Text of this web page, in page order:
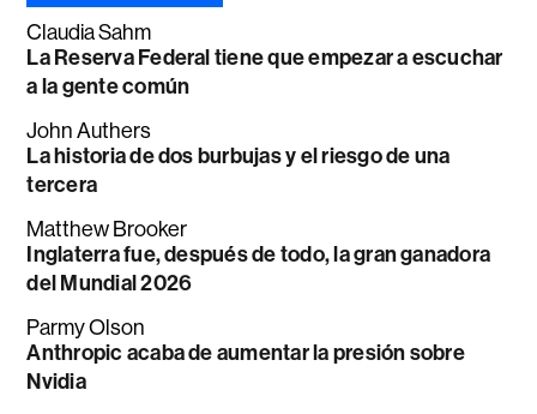
Claudia Sahm
La Reserva Federal tiene que empezar a escuchar
a la gente común
John Authers
La historia de dos burbujas y el riesgo de una
tercera
Matthew Brooker
Inglaterra fue, después de todo, la gran ganadora
del Mundial 2026
Parmy Olson
Anthropic acaba de aumentar la presión sobre
Nvidia